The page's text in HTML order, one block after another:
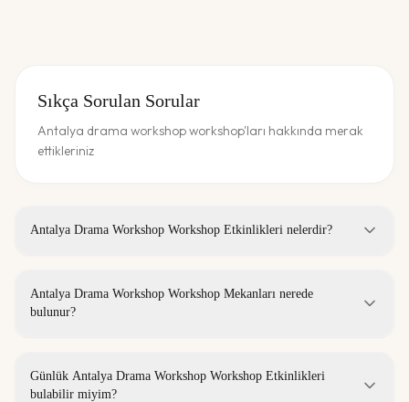
Sıkça Sorulan Sorular
Antalya drama workshop workshop'ları hakkında merak
ettikleriniz
Antalya Drama Workshop Workshop Etkinlikleri nelerdir?
Antalya Drama Workshop Workshop Mekanları nerede
bulunur?
Günlük Antalya Drama Workshop Workshop Etkinlikleri
bulabilir miyim?